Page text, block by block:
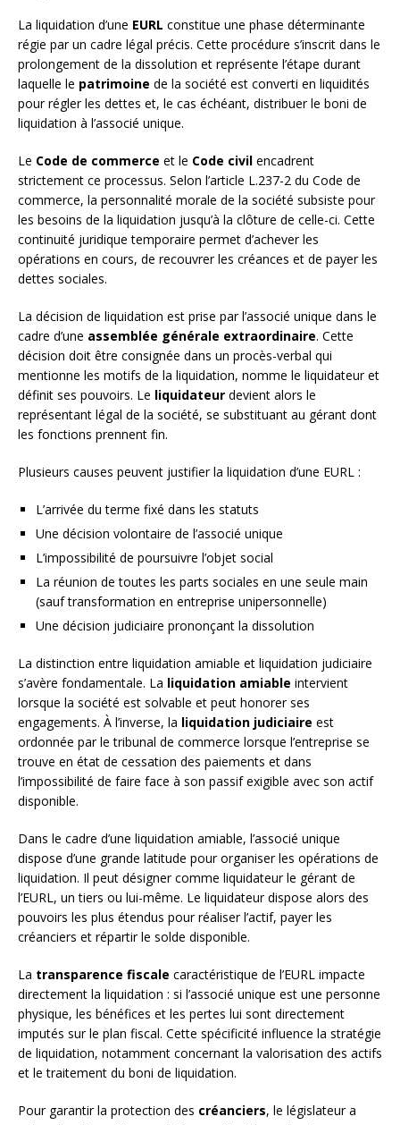
La liquidation d’une EURL constitue une phase déterminante
régie par un cadre légal précis. Cette procédure s’inscrit dans le
prolongement de la dissolution et représente l’étape durant
laquelle le patrimoine de la société est converti en liquidités
pour régler les dettes et, le cas échéant, distribuer le boni de
liquidation à l’associé unique.
Le Code de commerce et le Code civil encadrent
strictement ce processus. Selon l’article L.237-2 du Code de
commerce, la personnalité morale de la société subsiste pour
les besoins de la liquidation jusqu’à la clôture de celle-ci. Cette
continuité juridique temporaire permet d’achever les
opérations en cours, de recouvrer les créances et de payer les
dettes sociales.
La décision de liquidation est prise par l’associé unique dans le
cadre d’une assemblée générale extraordinaire. Cette
décision doit être consignée dans un procès-verbal qui
mentionne les motifs de la liquidation, nomme le liquidateur et
définit ses pouvoirs. Le liquidateur devient alors le
représentant légal de la société, se substituant au gérant dont
les fonctions prennent fin.
Plusieurs causes peuvent justifier la liquidation d’une EURL :
L’arrivée du terme fixé dans les statuts
Une décision volontaire de l’associé unique
L’impossibilité de poursuivre l’objet social
La réunion de toutes les parts sociales en une seule main
(sauf transformation en entreprise unipersonnelle)
Une décision judiciaire prononçant la dissolution
La distinction entre liquidation amiable et liquidation judiciaire
s’avère fondamentale. La liquidation amiable intervient
lorsque la société est solvable et peut honorer ses
engagements. À l’inverse, la liquidation judiciaire est
ordonnée par le tribunal de commerce lorsque l’entreprise se
trouve en état de cessation des paiements et dans
l’impossibilité de faire face à son passif exigible avec son actif
disponible.
Dans le cadre d’une liquidation amiable, l’associé unique
dispose d’une grande latitude pour organiser les opérations de
liquidation. Il peut désigner comme liquidateur le gérant de
l’EURL, un tiers ou lui-même. Le liquidateur dispose alors des
pouvoirs les plus étendus pour réaliser l’actif, payer les
créanciers et répartir le solde disponible.
La transparence fiscale caractéristique de l’EURL impacte
directement la liquidation : si l’associé unique est une personne
physique, les bénéfices et les pertes lui sont directement
imputés sur le plan fiscal. Cette spécificité influence la stratégie
de liquidation, notamment concernant la valorisation des actifs
et le traitement du boni de liquidation.
Pour garantir la protection des créanciers, le législateur a